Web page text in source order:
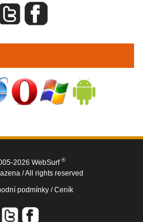
2026 WebSurf ®
/ All rights reserved
podmínky /Ceník